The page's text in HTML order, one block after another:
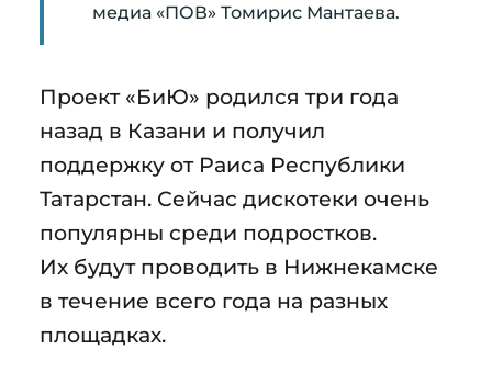
медиа «ПОВ» Томирис Мантаева.
Проект «БиЮ» родился три года
назад в Казани и получил
поддержку от Раиса Республики
Татарстан. Сейчас дискотеки очень
популярны среди подростков.
Их будут проводить в Нижнекамске
в течение всего года на разных
площадках.